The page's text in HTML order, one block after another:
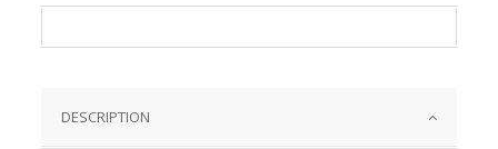
DESCRIPTION